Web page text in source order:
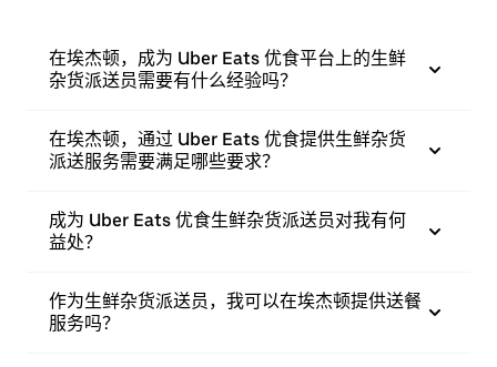
在埃杰顿，成为 Uber Eats 优食平台上的生鲜
杂货派送员需要有什么经验吗？
在埃杰顿，通过 Uber Eats 优食提供生鲜杂货
派送服务需要满足哪些要求？
成为 Uber Eats 优食生鲜杂货派送员对我有何
益处？
作为生鲜杂货派送员，我可以在埃杰顿提供送餐
服务吗？